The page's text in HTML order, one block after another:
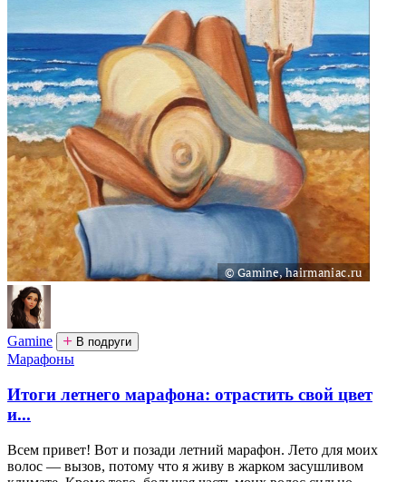
Gamine В подруги
Марафоны
Итоги летнего марафона: отрастить свой цвет
и...
Всем привет! Вот и позади летний марафон. Лето для моих
волос — вызов, потому что я живу в жарком засушливом